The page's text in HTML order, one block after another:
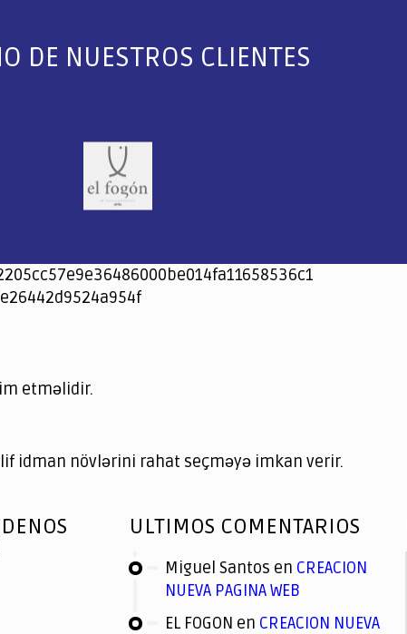
DE NUESTROS CLIENTES
etməlidir.
idman növlərini rahat seçməyə imkan verir.
ULTIMOS COMENTARIOS
Miguel Santos en CREACION
NUEVA PAGINA WEB
EL FOGON en CREACION NUEVA